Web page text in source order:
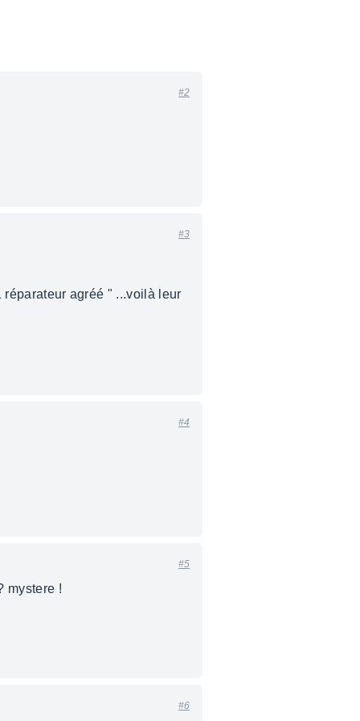
#2
#3
agréé " ...voilà leur
#4
#5
mystere !
#6